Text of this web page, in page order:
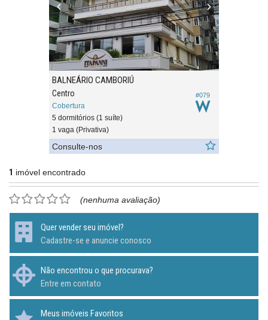
#079
BALNEÁRIO CAMBORIÚ
Centro
Cobertura
5 dormitórios (1 suíte)
1 vaga (Privativa)
Consulte-nos
1 imóvel encontrado
(nenhuma avaliação)
Quer vender seu imóvel?
Cadastre-se e anuncie conosco
Não encontrou o que procurava?
Entre em contato
Meus imóveis Favoritos